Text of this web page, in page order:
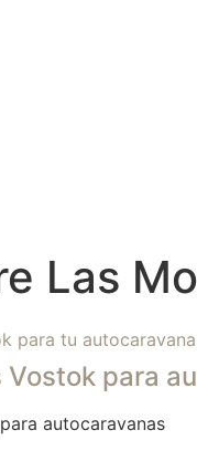
Las
para
autocaravanas